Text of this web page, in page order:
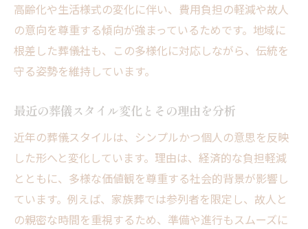
八王子市で葬儀を準備する際の基本的な流
れ
最適な葬儀準備のための事前確認ポイント
葬儀準備で失敗しないための相談先と手順
家族と共有したい葬儀準備の大切なポイン
葬儀準備に必要な書類と事前にしておくこ
と
八王子市で安心できる葬儀準備のコツ
家族葬を選ぶなら知っておきたい基礎知識
高齢化や生活様式の変化に伴い、費用負担の軽減や故人
の意向を尊重する傾向が強まっているためです。地域に
根差した葬儀社も、この多様化に対応しながら、伝統を
守る姿勢を維持しています。
最近の葬儀スタイル変化とその理由を分析
近年の葬儀スタイルは、シンプルかつ個人の意思を反映
した形へと変化しています。理由は、経済的な負担軽減
とともに、多様な価値観を尊重する社会的背景が影響し
ています。例えば、家族葬では参列者を限定し、故人と
の親密な時間を重視するため、準備や進行もスムーズに